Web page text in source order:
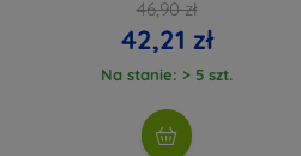
46,90 zł
42,21 zł
Na stanie: > 5 szt.